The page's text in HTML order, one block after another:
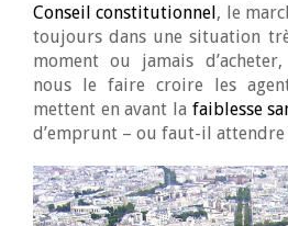
Conseil constitutionnel, le
toujours dans une situation
moment ou jamais
nous le faire croire les
mettent en avant la faiblesse
d’emprunt – ou faut-il attendre